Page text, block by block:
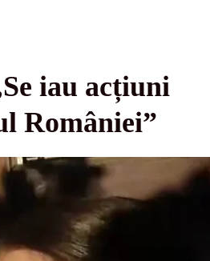
iau acțiuni
României”